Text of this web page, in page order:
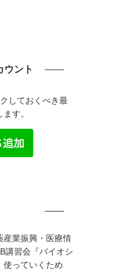
ウント
しておくべき最
す。
産業振興・医療情
講習会『バイオシ
使っていくため